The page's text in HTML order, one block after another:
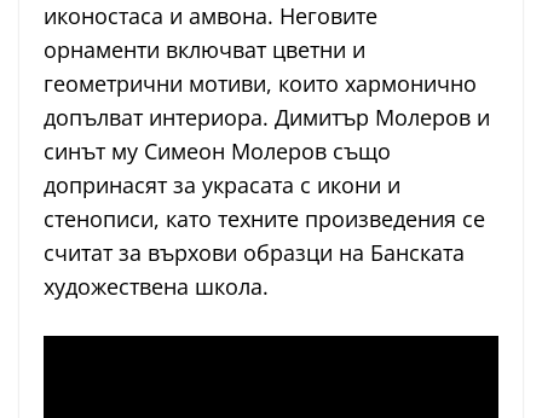
иконостаса и амвона. Неговите
орнаменти включват цветни и
геометрични мотиви, които хармонично
допълват интериора. Димитър Молеров и
синът му Симеон Молеров също
допринасят за украсата с икони и
стенописи, като техните произведения се
считат за върхови образци на Банската
художествена школа.